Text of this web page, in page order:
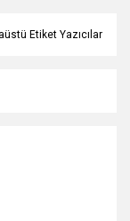
Etiket Yazıcılar